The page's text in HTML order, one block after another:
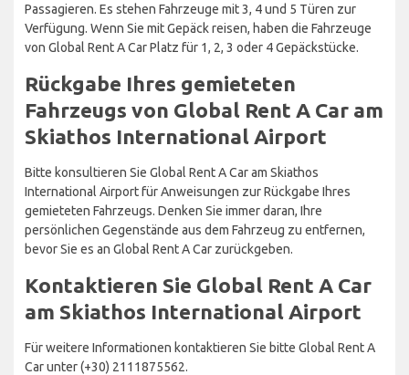
Passagieren. Es stehen Fahrzeuge mit 3, 4 und 5 Türen zur
Verfügung. Wenn Sie mit Gepäck reisen, haben die Fahrzeuge
von Global Rent A Car Platz für 1, 2, 3 oder 4 Gepäckstücke.
Rückgabe Ihres gemieteten
Fahrzeugs von Global Rent A Car am
Skiathos International Airport
Bitte konsultieren Sie Global Rent A Car am Skiathos
International Airport für Anweisungen zur Rückgabe Ihres
gemieteten Fahrzeugs. Denken Sie immer daran, Ihre
persönlichen Gegenstände aus dem Fahrzeug zu entfernen,
bevor Sie es an Global Rent A Car zurückgeben.
Kontaktieren Sie Global Rent A Car
am Skiathos International Airport
Für weitere Informationen kontaktieren Sie bitte Global Rent A
Car unter (+30) 2111875562.